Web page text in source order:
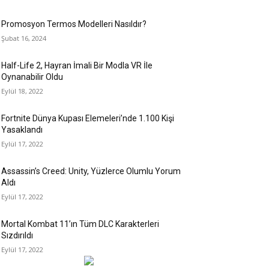
Promosyon Termos Modelleri Nasıldır?
Şubat 16, 2024
Half-Life 2, Hayran İmali Bir Modla VR İle
Oynanabilir Oldu
Eylül 18, 2022
Fortnite Dünya Kupası Elemeleri’nde 1.100 Kişi
Yasaklandı
Eylül 17, 2022
Assassin’s Creed: Unity, Yüzlerce Olumlu Yorum
Aldı
Eylül 17, 2022
Mortal Kombat 11’ın Tüm DLC Karakterleri
Sızdırıldı
Eylül 17, 2022